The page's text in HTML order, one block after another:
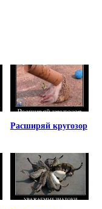
Расширяй кругозор